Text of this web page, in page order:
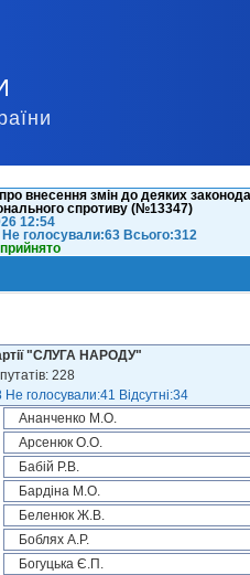
внесення змін до деяких
спротиву (№13347)
12:54
голосували:63 Всього:312
"СЛУГА НАРОДУ"
228
голосували:41 Відсутні:34
Ананченко М.О.
Арсенюк О.О.
Бабій Р.В.
Бардіна М.О.
Беленюк Ж.В.
Боблях А.Р.
Богуцька Є.П.